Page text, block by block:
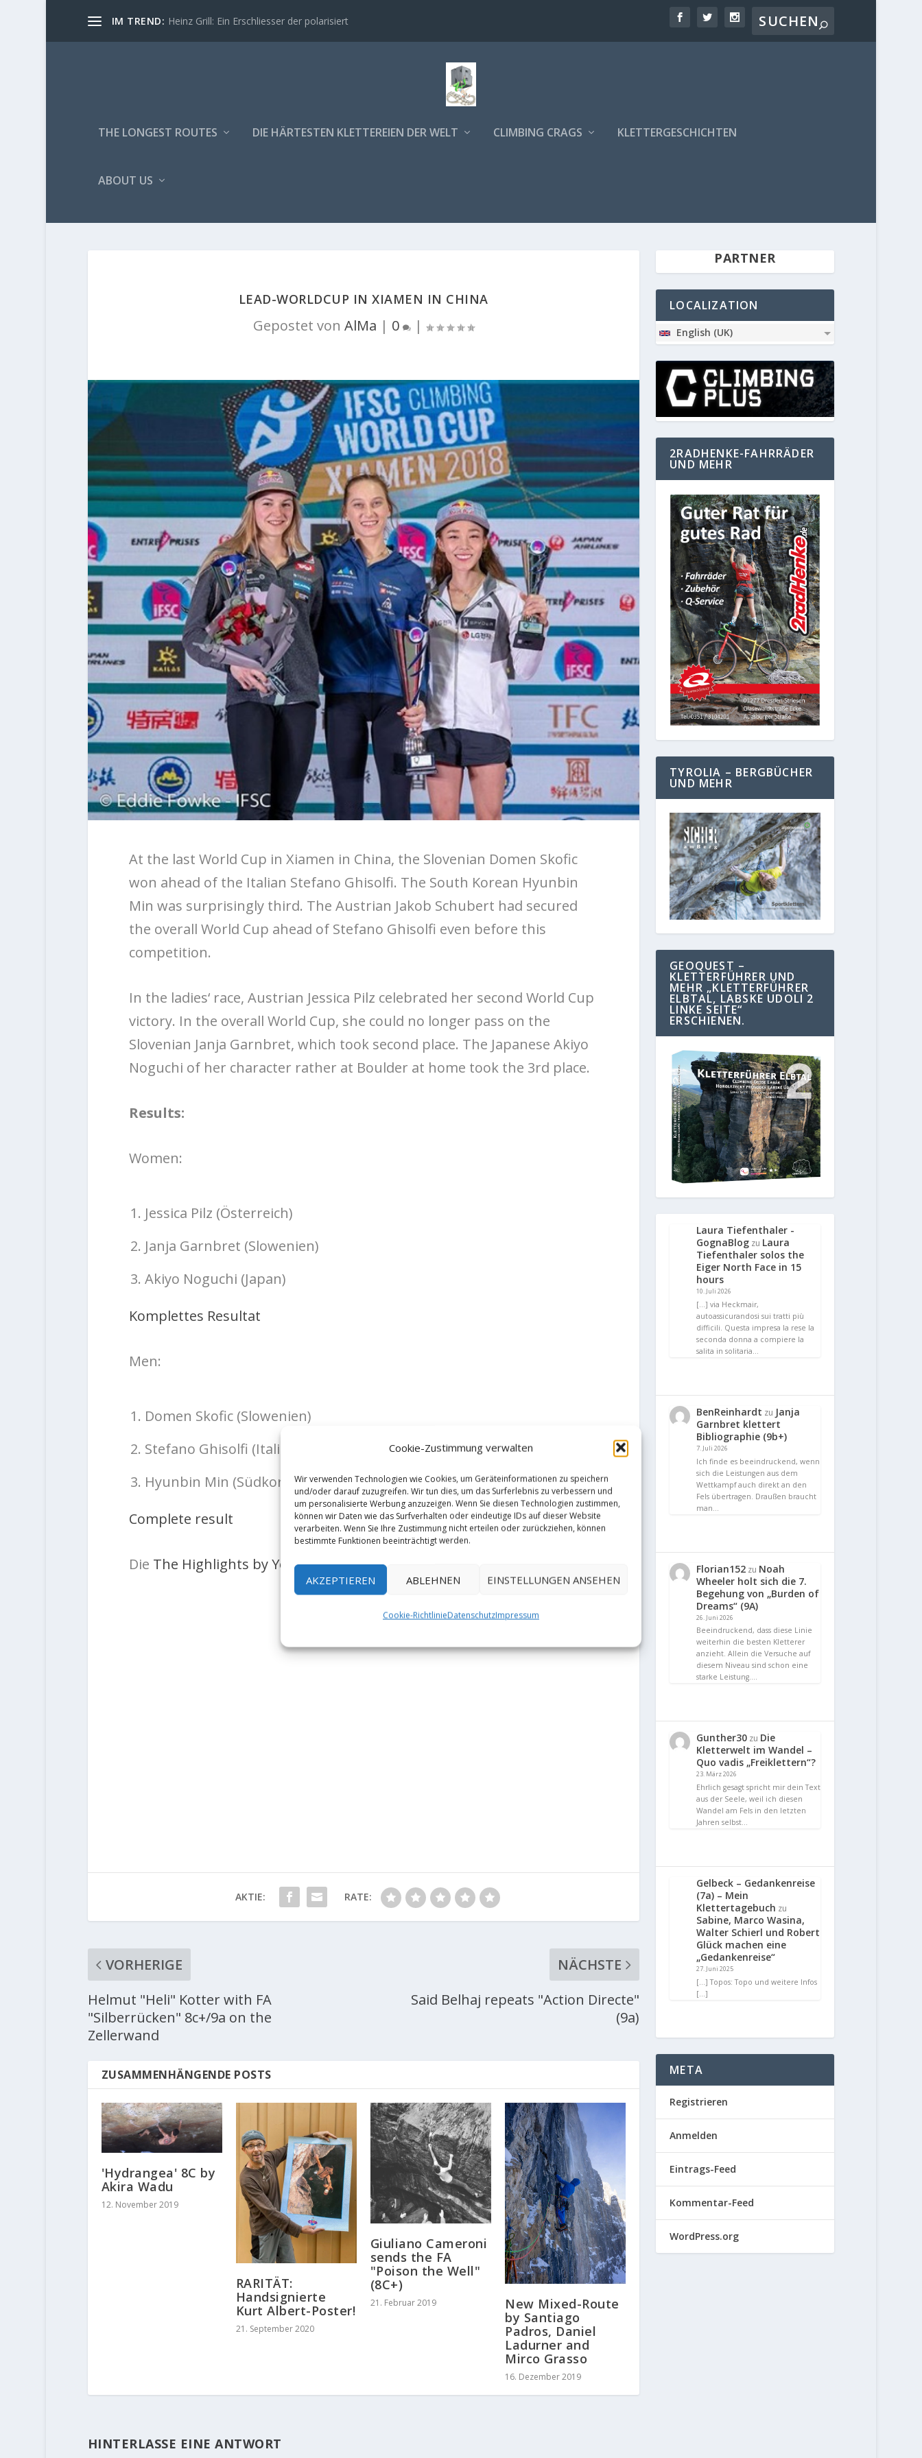
Cookie-Zustimmung verwalten
Wir verwenden Technologien wie Cookies, um Geräteinformationen zu speichern
und/oder darauf zuzugreifen. Wir tun dies, um das Surferlebnis zu verbessern und
um personalisierte Werbung anzuzeigen. Wenn Sie diesen Technologien zustimmen,
können wir Daten wie das Surfverhalten oder eindeutige IDs auf dieser Website
verarbeiten. Wenn Sie Ihre Zustimmung nicht erteilen oder zurückziehen, können
bestimmte Funktionen beeinträchtigt werden.
AKZEPTIEREN ABLEHNEN EINSTELLUNGEN ANSEHEN
Cookie-RichtlinieDatenschutzImpressum
IM TREND: Heinz Grill: Ein Erschliesser der polarisiert
THE LONGEST ROUTES DIE HÄRTESTEN KLETTEREIEN DER WELT CLIMBING CRAGS KLETTERGESCHICHTEN
ABOUT US
LEAD-WORLDCUP IN XIAMEN IN CHINA
Gepostet von AlMa | 0 |
At the last World Cup in Xiamen in China, the Slovenian Domen Skofic
won ahead of the Italian Stefano Ghisolfi. The South Korean Hyunbin
Min was surprisingly third. The Austrian Jakob Schubert had secured
the overall World Cup ahead of Stefano Ghisolfi even before this
competition.
In the ladies‘ race, Austrian Jessica Pilz celebrated her second World Cup
victory. In the overall World Cup, she could no longer pass on the
Slovenian Janja Garnbret, which took second place. The Japanese Akiyo
Noguchi of her character rather at Boulder at home took the 3rd place.
Results:
Women:
Jessica Pilz (Österreich)
Janja Garnbret (Slowenien)
Akiyo Noguchi (Japan)
Komplettes Resultat
Men:
Domen Skofic (Slowenien)
Stefano Ghisolfi (Italien)
Hyunbin Min (Südkorea)
Complete result
Die The Highlights by Youtube
AKTIE: RATE:
VORHERIGE
Helmut "Heli" Kotter with FA
"Silberrücken" 8c+/9a on the
Zellerwand
NÄCHSTE
Said Belhaj repeats "Action Directe"
(9a)
ZUSAMMENHÄNGENDE POSTS
'Hydrangea' 8C by
Akira Wadu
12. November 2019
RARITÄT:
Handsignierte
Kurt Albert-Poster!
21. September 2020
Giuliano Cameroni
sends the FA
"Poison the Well"
(8C+)
21. Februar 2019
New Mixed-Route
by Santiago
Padros, Daniel
Ladurner and
Mirco Grasso
16. Dezember 2019
HINTERLASSE EINE ANTWORT
PARTNER
LOCALIZATION
English (UK)
2RADHENKE-FAHRRÄDER
UND MEHR
TYROLIA – BERGBÜCHER
UND MEHR
GEOQUEST –
KLETTERFÜHRER UND
MEHR „KLETTERFÜHRER
ELBTAL, LABSKE UDOLI 2
LINKE SEITE“
ERSCHIENEN.
Laura Tiefenthaler -
GognaBlog zu Laura
Tiefenthaler solos the
Eiger North Face in 15
hours
10. Juli 2026
[…] via Heckmair,
autoassicurandosi sui tratti più
difficili. Questa impresa la rese la
seconda donna a compiere la
salita in solitaria…
BenReinhardt zu Janja
Garnbret klettert
Bibliographie (9b+)
7. Juli 2026
Ich finde es beeindruckend, wenn
sich die Leistungen aus dem
Wettkampf auch direkt an den
Fels übertragen. Draußen braucht
man…
Florian152 zu Noah
Wheeler holt sich die 7.
Begehung von „Burden of
Dreams“ (9A)
26. Juni 2026
Beeindruckend, dass diese Linie
weiterhin die besten Kletterer
anzieht. Allein die Versuche auf
diesem Niveau sind schon eine
starke Leistung.…
Gunther30 zu Die
Kletterwelt im Wandel –
Quo vadis „Freiklettern“?
23. März 2026
Ehrlich gesagt spricht mir dein Text
aus der Seele, weil ich diesen
Wandel am Fels in den letzten
Jahren selbst…
Gelbeck – Gedankenreise
(7a) – Mein
Klettertagebuch zu
Sabine, Marco Wasina,
Walter Schierl und Robert
Glück machen eine
„Gedankenreise“
27. Juni 2025
[…] Topos: Topo und weitere Infos
[…]
META
Registrieren
Anmelden
Eintrags-Feed
Kommentar-Feed
WordPress.org